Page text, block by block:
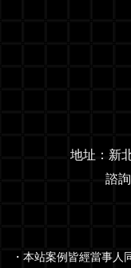
地址： 新
諮
・本站案例皆經當事人